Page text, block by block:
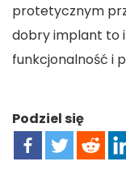
protetycznym
dobry implant to
funkcjonalność i
Podziel się